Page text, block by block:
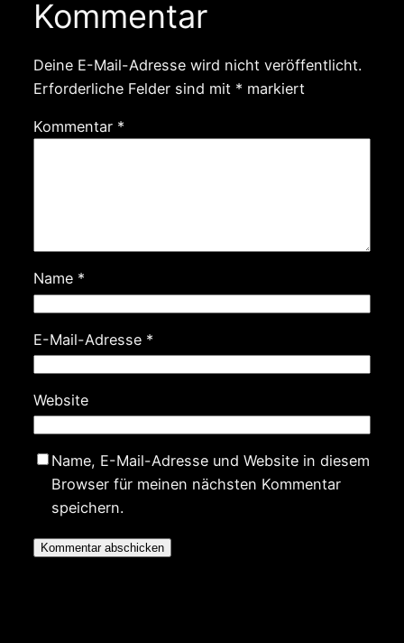
Kommentar
Deine E-Mail-Adresse wird nicht veröffentlicht.
Erforderliche Felder sind mit * markiert
Kommentar *
Name *
E-Mail-Adresse *
Website
Name, E-Mail-Adresse und Website in diesem
Browser für meinen nächsten Kommentar
speichern.